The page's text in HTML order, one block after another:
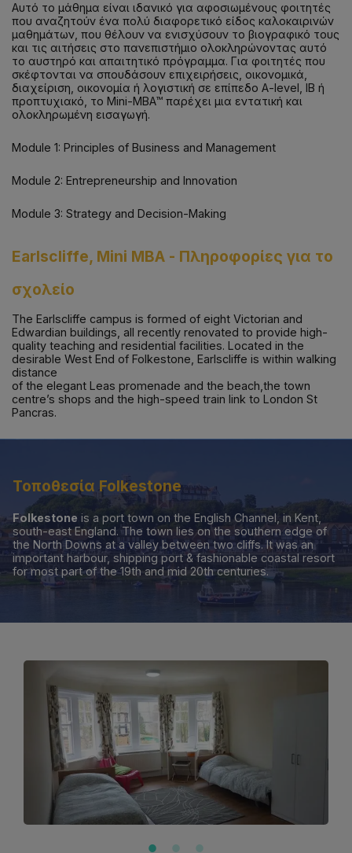
Αυτό το μάθημα είναι ιδανικό για αφοσιωμένους φοιτητές
που αναζητούν ένα πολύ διαφορετικό είδος καλοκαιρινών
μαθημάτων, που θέλουν να ενισχύσουν το βιογραφικό τους
και τις αιτήσεις στο πανεπιστήμιο ολοκληρώνοντας αυτό
το αυστηρό και απαιτητικό πρόγραμμα. Για φοιτητές που
σκέφτονται να σπουδάσουν επιχειρήσεις, οικονομικά,
διαχείριση, οικονομία ή λογιστική σε επίπεδο A-level, IB ή
προπτυχιακό, το Mini-MBA™ παρέχει μια εντατική και
ολοκληρωμένη εισαγωγή.
Module 1: Principles of Business and Management
Module 2: Entrepreneurship and Innovation
Module 3: Strategy and Decision-Making
Earlscliffe, Mini MBA - Πληροφορίες για το
σχολείο
The Earlscliffe campus is formed of eight Victorian and
Edwardian buildings, all recently renovated to provide high-
quality teaching and residential facilities. Located in the
desirable West End of Folkestone, Earlscliffe is within walking
distance
of the elegant Leas promenade and the beach,the town
centre’s shops and the high-speed train link to London St
Pancras.
Τοποθεσία Folkestone
Folkestone is a port town on the English Channel, in Kent,
south-east England. The town lies on the southern edge of
the North Downs at a valley between two cliffs. It was an
important harbour, shipping port & fashionable coastal resort
for most part of the 19th and mid 20th centuries.